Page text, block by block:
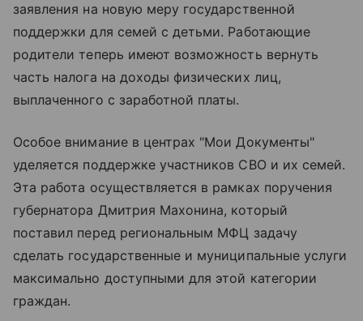
заявления на новую меру государственной
поддержки для семей с детьми. Работающие
родители теперь имеют возможность вернуть
часть налога на доходы физических лиц,
выплаченного с заработной платы.
Особое внимание в центрах "Мои Документы"
уделяется поддержке участников СВО и их семей.
Эта работа осуществляется в рамках поручения
губернатора Дмитрия Махонина, который
поставил перед региональным МФЦ задачу
сделать государственные и муниципальные услуги
максимально доступными для этой категории
граждан.